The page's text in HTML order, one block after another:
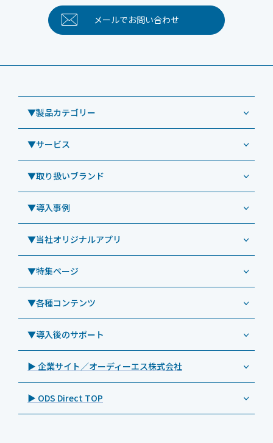
メールでお問い合わせ
▼製品カテゴリー
業務用タブレット
Windowsタブレット TW2A-NF9LTA
Windowsタブレット TW2A-N9LTA
Windowsタブレット TW2A-N9LT
Windowsタブレット TW2A-E9LT
Androidタブレット TA2C-NF8
Androidタブレット TA2C-NF8BL
Androidタブレット TA2C-CS8
Androidタブレット TA2C-CS8BL
Androidタブレット TA2C-DR94G
Androidタブレット TA2C-M8AC
Androidタブレット TA2C-M8
▼サービス
コールセンター
CRMシステム「カイゼンコール」
リペアサービス
教育機関向けiPad修理パック
社内ヘルプデスク代行サービス
教育機関向けiPad管理運用パック
教育機関向けICT支援ソリューション
教育機関向けネットワーク機器導入保守
キッティング
自治体向けDXソリューションサービス
法人向けiPad修理＆デバイス買取サービス
▼取り扱いブランド
ODS（オーディーエス）
LG（エルジー）
ViewSonic（ビューソニック）
PHILIPS（フィリップス）
DynaScan（ダイナスキャン）
SAMSUNG（サムスン）
Goodview（グッドビュー）
Cloudpoint（クラウドポイント）
BenQ（ベンキュー）
Magconn（マグコン）
▼導入事例
導入事例（業務用タブレット、デジタルサイネージほか）
事例：業務用タブレット端末
事例：業務用サイネージ・プロジェクター
事例：業務用オーディオ・その他AV機器
事例：サービス
▼当社オリジナルアプリ
業務効率化アプリ「NFCオプティマイザー」
サポート支援アプリ「ログ送信アプリ」
MDMアプリ「Tablet Control」
▼特集ページ
業務用タブレット
>特長1：USB Type-Aポート
>特長2：microHDMIポート
>特長3：AC常時給電タイプ
>飲食向けタブレット
>ホテル向けタブレット
▼各種コンテンツ
特集記事
製品カタログ
プレスリリース
製品写真
▼導入後のサポート
オーディーエスPCカスタマーセンター
▶ 企業サイト／オーディーエス株式会社
▶ ODS Direct TOP